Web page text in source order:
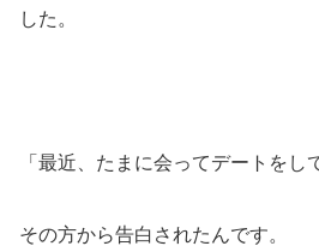
した。
「最近、たまに会ってデートをし
その方から告白されたんです。